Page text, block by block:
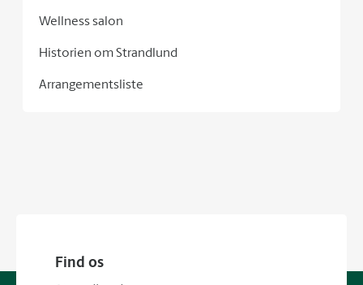
Wellness salon
Historien om Strandlund
Arrangementsliste
Find os